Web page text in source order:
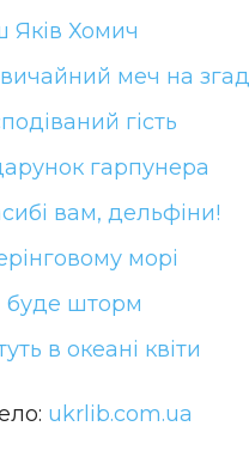
Яків Хомич
меч на
гість
гарпунера
вам, дельфіни!
морі
буде шторм
в океані квіти
ukrlib.com.ua